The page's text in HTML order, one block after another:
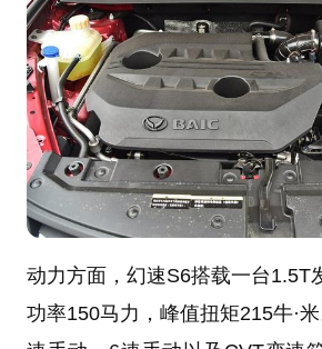
动力方面，幻速S6搭载一台1.5T
功率150马力，峰值扭矩215牛·